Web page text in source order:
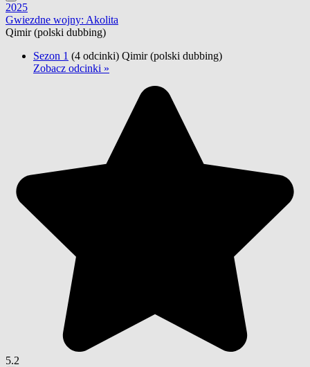
2025
Gwiezdne wojny: Akolita
Qimir(polski dubbing)
Sezon 1 (4 odcinki) Qimir(polski dubbing)
Zobacz odcinki »
5.2